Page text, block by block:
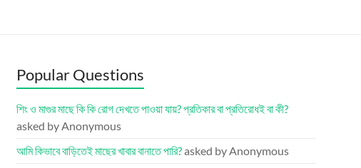
Popular Questions
শিং ও মাগুর মাছে কি কি রোগ দেখতে পাওয়া যায়? প্রতিকার বা প্রতিরোধই বা কী?
asked by Anonymous
আমি কিভাবে বাড়িতেই মাছের খাবার বানাতে পারি?asked by Anonymous